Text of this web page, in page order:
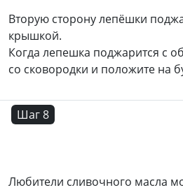
Вторую сторону лепёшки
крышкой.
Когда лепешка поджарится с
со сковородки и положите на
Шаг 8
Любители сливочного масла